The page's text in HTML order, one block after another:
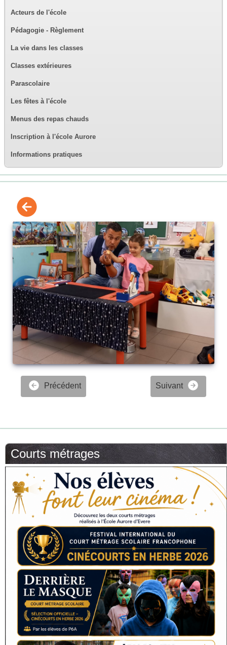
Acteurs de l'école
Pédagogie - Règlement
La vie dans les classes
Classes extérieures
Parascolaire
Les fêtes à l'école
Menus des repas chauds
Inscription à l'école Aurore
Informations pratiques
Précédent Suivant
Courts métrages